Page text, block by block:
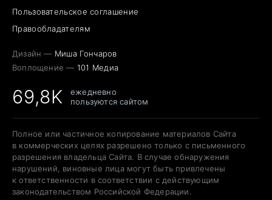
Пользовательское соглашение
Правообладателям
Дизайн — Миша Гончаров
Воплощение — 101 Медиа
69,8K
ежедневно
пользуются сайтом
Полное или частичное копирование материалов Сайта
в коммерческих целях разрешено только с письменного
разрешения владельца Сайта. В случае обнаружения
нарушений, виновные лица могут быть привлечены
к ответственности в соответствии с действующим
законодательством Российской Федерации.